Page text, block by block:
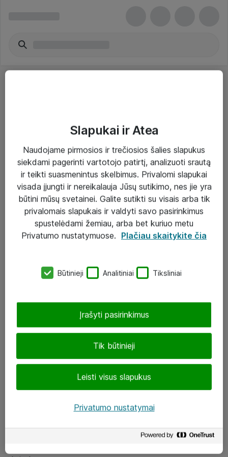
Paslaugos
Sprendimai
Įgyvendinti projektai
Atea ekspertų patarimai verslui
eShop@atea.lt
LinkedIn
Slapukai ir Atea
Naudojame pirmosios ir trečiosios šalies slapukus
siekdami pagerinti vartotojo patirtį, analizuoti srautą
ir teikti suasmenintus skelbimus. Privalomi slapukai
visada įjungti ir nereikalauja Jūsų sutikimo, nes jie yra
būtini mūsų svetainei. Galite sutikti su visais arba tik
privalomais slapukais ir valdyti savo pasirinkimus
spustelėdami žemiau, arba bet kuriuo metu
Privatumo nustatymuose. Plačiau skaitykite čia
Būtinieji Analitiniai Tiksliniai
Tik būtinieji
Leisti visus slapukus
Įrašyti pasirinkimus
Privatumo nustatymai